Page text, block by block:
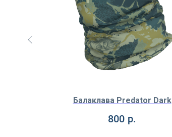
Балаклава Predator Dark
800 р.